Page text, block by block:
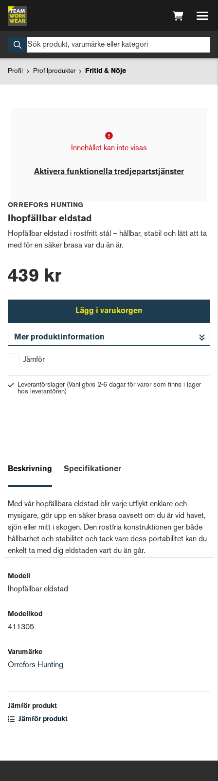
Profil Profilprodukter Fritid & Nöje
Innehållet kan inte visas
Aktivera funktionella tredjepartstjänster
ORREFORS HUNTING
Ihopfällbar eldstad
Hopfällbar eldstad i rostfritt stål – hållbar, stabil och lätt att ta
med för en säker brasa var du än är.
439 kr
Lägg i varukorgen
Mer produktinformation
Jämför
Leverantörslager (Vanligtvis 2-6 dagar för varor som finns i lager
hos leverantören)
Beskrivning Specifikationer
Med vår hopfällbara eldstad blir varje utflykt enklare och
mysigare, gör upp en säker brasa oavsett om du är vid havet,
sjön eller mitt i skogen. Den rostfria konstruktionen ger både
hållbarhet och stabilitet och tack vare dess portabilitet kan du
enkelt ta med dig eldstaden vart du än går.
Modell
Ihopfällbar eldstad
Modellkod
411305
Varumärke
Orrefors Hunting
Jämför produkt
Jämför produkt